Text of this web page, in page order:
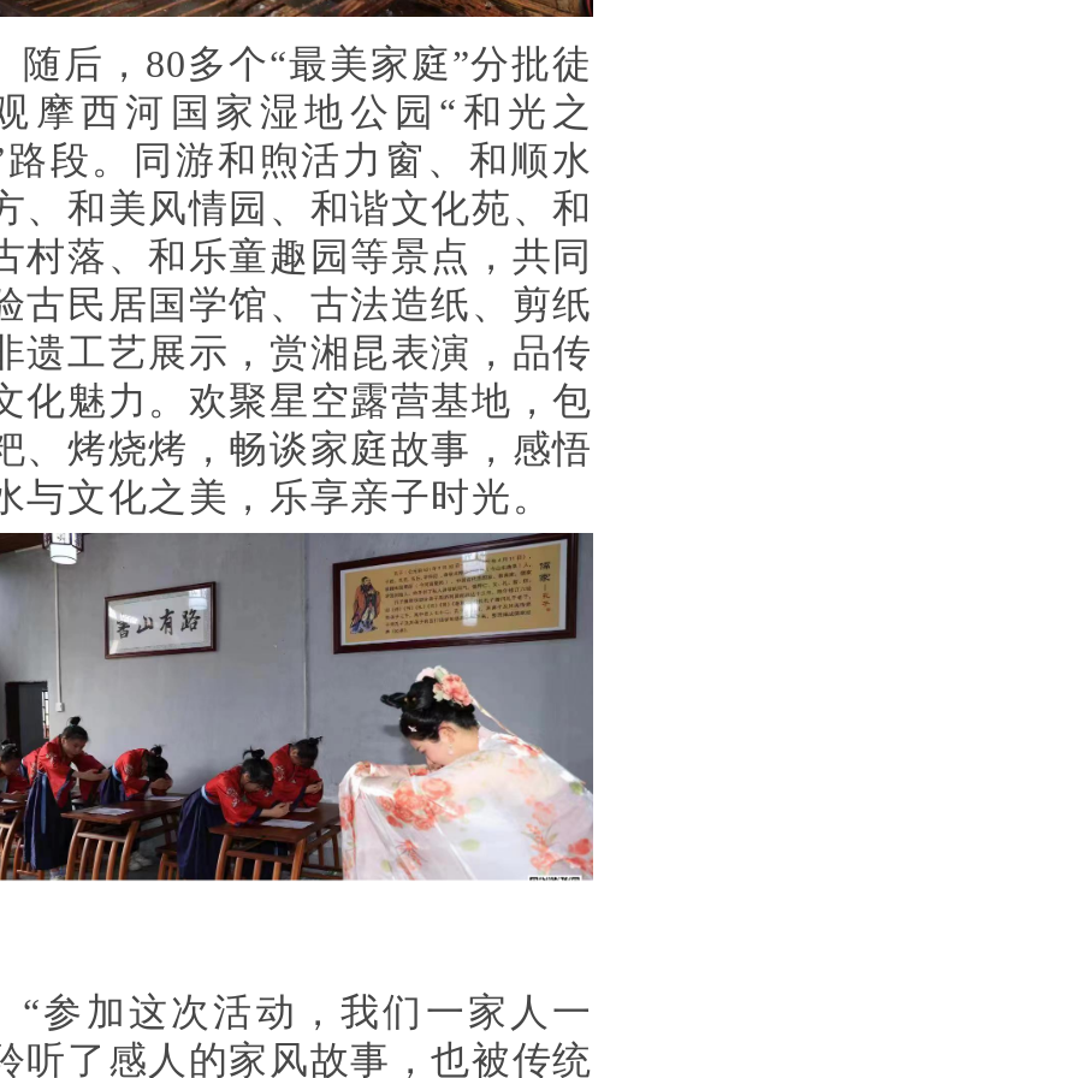
随后，80多个“最美家庭”分批徒
摩西河国家湿地公园“和光之
路段。同游和煦活力窗、和顺水
、和美风情园、和谐文化苑、和
村落、和乐童趣园等景点，共同
古民居国学馆、古法造纸、剪纸
遗工艺展示，赏湘昆表演，品传
化魅力。欢聚星空露营基地，包
、烤烧烤，畅谈家庭故事，感悟
与文化之美，乐享亲子时光。
“参加这次活动，我们一家人一
听了感人的家风故事，也被传统